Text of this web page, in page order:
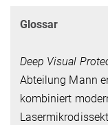
Glossar
Deep Visual
Abteilung Mann
kombiniert